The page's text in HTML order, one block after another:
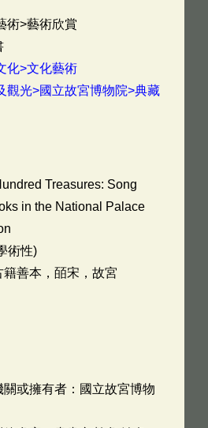
術>藝術欣賞
化>文化藝術
觀光>國立故宮博物院>典藏
Treasures: Song
in the National Palace
術性)
善本，皕宋，故宮
或擁有者：國立故宮博物